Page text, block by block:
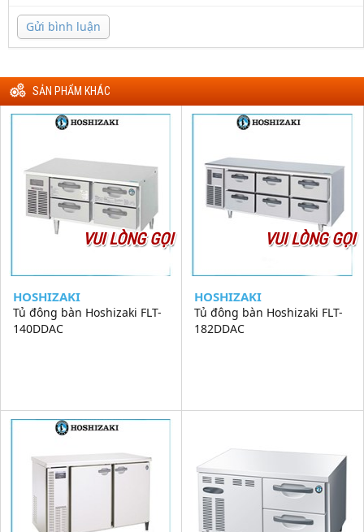
Gửi bình luận
SẢN PHẨM KHÁC
VUI LÒNG GỌI
HOSHIZAKI
Tủ đông bàn Hoshizaki FLT-
140DDAC
VUI LÒNG GỌI
HOSHIZAKI
Tủ đông bàn Hoshizaki FLT-
182DDAC